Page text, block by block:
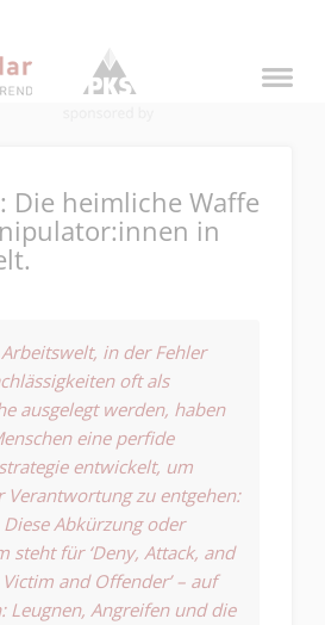
Die heimliche Waffe
in
in der Fehler
oft als
ausgelegt werden, haben
eine perfide
entwickelt, um
Verantwortung zu entgehen:
Diese Abkürzung oder
steht für ‘Deny, Attack, and
Victim and Offender’– auf
Leugnen, Angreifen und die